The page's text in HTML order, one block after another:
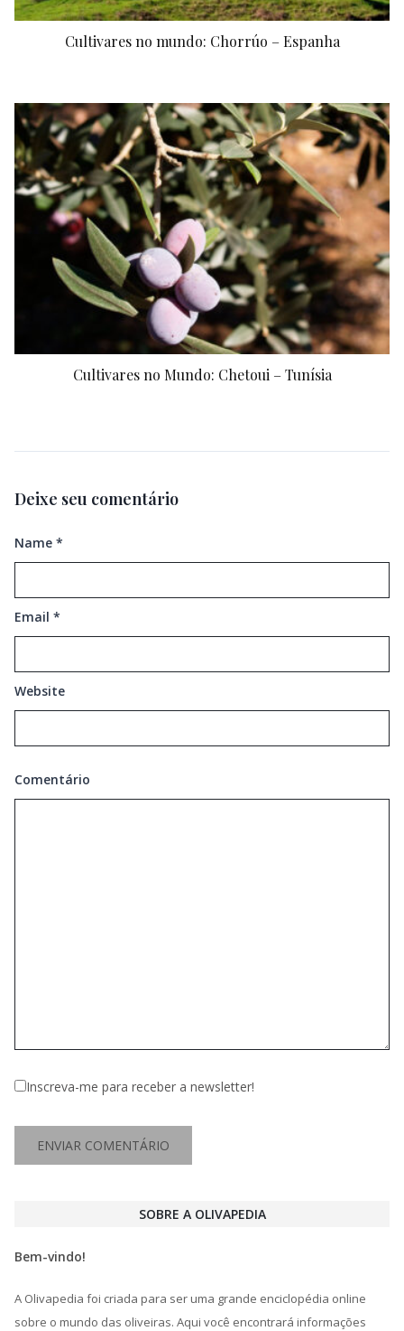
Cultivares no mundo: Chorrúo – Espanha
Cultivares no Mundo: Chetoui – Tunísia
Deixe seu comentário
Name *
Email *
Website
Comentário
Inscreva-me para receber a newsletter!
SOBRE A OLIVAPEDIA
Bem-vindo!
A Olivapedia foi criada para ser uma grande enciclopédia online
sobre o mundo das oliveiras. Aqui você encontrará informações